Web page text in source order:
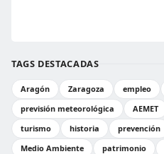
TAGS DESTACADAS
Aragón Zaragoza empleo
previsión meteorológica
AEMET
turismo
historia prevención
Medio Ambiente
patrimonio